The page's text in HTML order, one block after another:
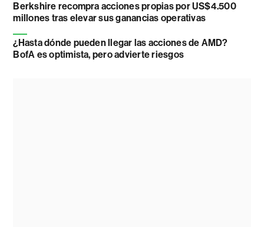
Berkshire recompra acciones propias por US$4.500
millones tras elevar sus ganancias operativas
¿Hasta dónde pueden llegar las acciones de AMD?
BofA es optimista, pero advierte riesgos